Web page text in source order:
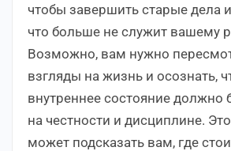
чтобы завершить старые дела и
что больше не служит вашему
Возможно, вам нужно
взгляды на жизнь и осознать,
внутреннее состояние должно
на честности и дисциплине.
может подсказать вам, где